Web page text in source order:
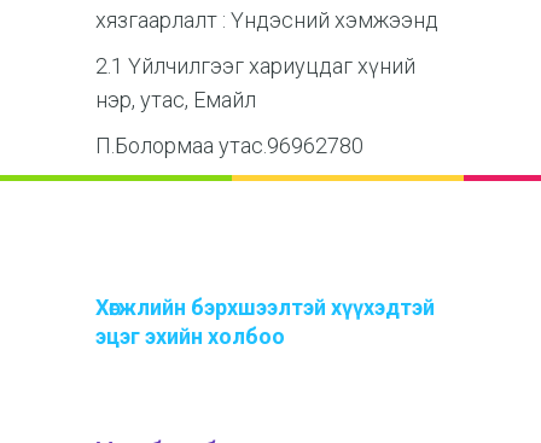
хязгаарлалт : Үндэсний хэмжээнд
2.1 Үйлчилгээг хариуцдаг хүний
нэр, утас, Емайл
П.Болормаа утас.96962780
Хөгжлийн бэрхшээлтэй хүүхэдтэй
эцэг эхийн холбоо